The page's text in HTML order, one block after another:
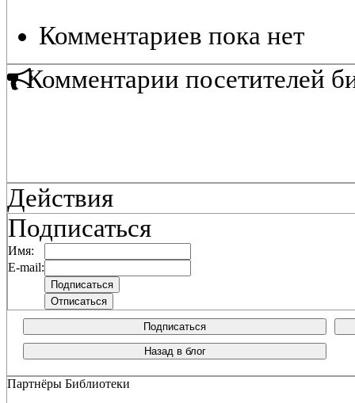
Комментариев пока нет
Комментарии посетителей
Действия
Подписаться
Имя:
E-mail:
Подписаться
Назад в блог
Партнёры Библиотеки